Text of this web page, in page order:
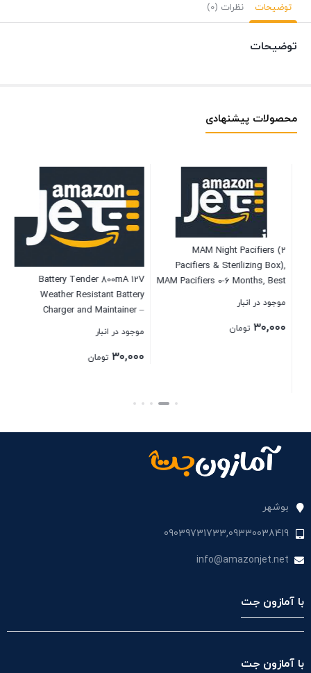
توضیحات نظرات (0)
توضیحات
محصولات پیشنهادی
MAM Night Pacifiers (2
Pacifiers & Sterilizing Box),
MAM Pacifiers 0-6 Months, Best
Pacifier
موجود در انبار
۳۰,۰۰۰ تومان
Battery Tender 800mA 12V
Weather Resistant Battery
Charger and Maintainer –
Marine and Automotive Smart
Watercraft – Selectable Lead
موجود در انبار
۳۰,۰۰۰ تومان
بستن
بوشهر
09039731733,09330038419
info@amazonjet.net
با آمازون جت
با آمازون جت